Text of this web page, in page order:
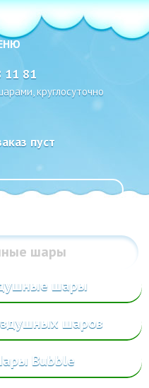
11 81
круглосуточно
пуст
шары
шары
шаров
Bubble